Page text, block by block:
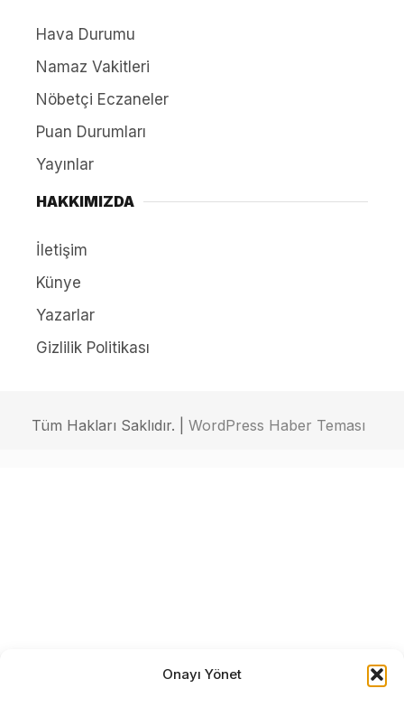
Onayı Yönet
Hava Durumu
Namaz Vakitleri
Nöbetçi Eczaneler
Puan Durumları
Yayınlar
HAKKIMIZDA
İletişim
Künye
Yazarlar
Gizlilik Politikası
Tüm Hakları Saklıdır. | WordPress Haber Teması